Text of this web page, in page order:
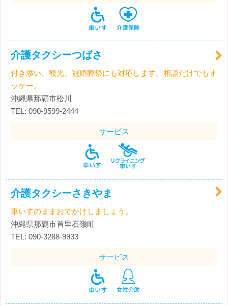
介護タクシーつばさ
付き添い、観光、冠婚葬祭にも対応します。相談だけでもオ
ッケー。
沖縄県那覇市松川
TEL: 090-9599-2444
サービス
介護タクシーさきやま
車いすのままおでかけしましょう。
沖縄県那覇市首里石嶺町
TEL: 090-3288-9933
サービス